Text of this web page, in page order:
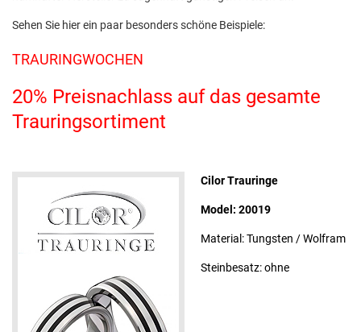
Sehen Sie hier ein paar besonders schöne Beispiele:
TRAURINGWOCHEN
20% Preisnachlass auf das gesamte
Trauringsortiment
Cilor Trauringe
Model: 20019
Material: Tungsten / Wolfram
Steinbesatz: ohne